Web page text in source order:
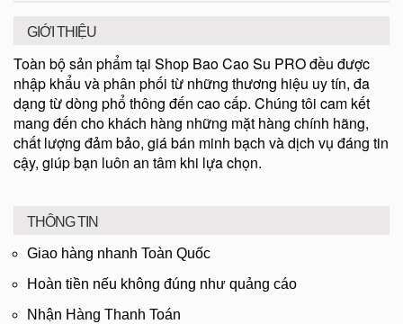
GIỚI THIỆU
Toàn bộ sản phẩm tại Shop Bao Cao Su PRO đều được
nhập khẩu và phân phối từ những thương hiệu uy tín, đa
dạng từ dòng phổ thông đến cao cấp. Chúng tôi cam kết
mang đến cho khách hàng những mặt hàng chính hãng,
chất lượng đảm bảo, giá bán minh bạch và dịch vụ đáng tin
cậy, giúp bạn luôn an tâm khi lựa chọn.
THÔNG TIN
Giao hàng nhanh Toàn Quốc
Hoàn tiền nếu không đúng như quảng cáo
Nhận Hàng Thanh Toán